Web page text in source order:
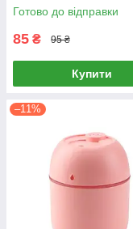
Готово до відправки
85 ₴ 95 ₴
Купити
–11%